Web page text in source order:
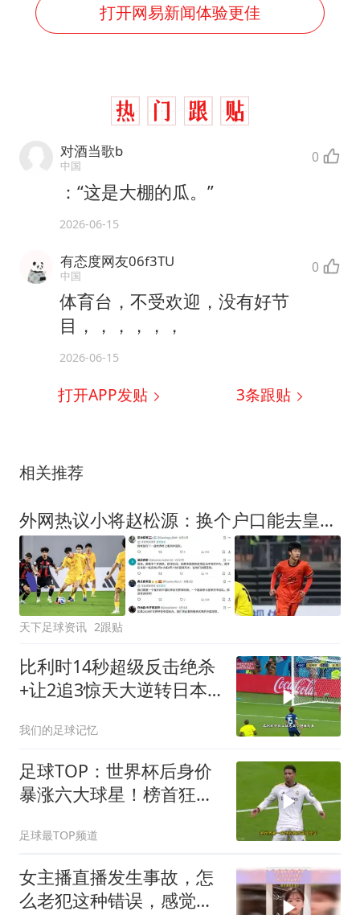
打开网易新闻体验更佳
对酒当歌b
中国 0
：“这是大棚的瓜。”
2026-06-15
有态度网友06f3TU
中国 0
体育台，不受欢迎，没有好节
目，，，，，，
2026-06-15
打开APP发贴 3条跟贴
相关推荐
外网热议小将赵松源：换个户口能去皇马，希望下届世界杯看到中国！
天下足球资讯 2跟贴
比利时14秒超级反击绝杀
+让2追3惊天大逆转日本
我们的足球记忆
足球TOP：世界杯后身价
暴涨六大球星！榜首狂涨
足球最TOP频道
女主播直播发生事故，怎
么老犯这种错误，感觉像